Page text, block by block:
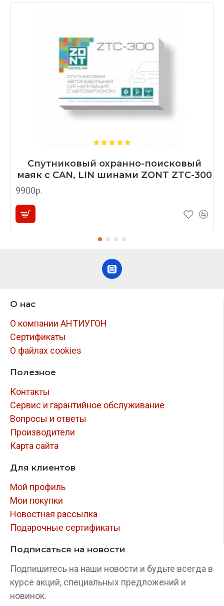
Спутниковый охранно-поисковый
маяк с CAN, LIN шинами ZONT ZTC-300
9900р.
О нас
О компании АНТИУГОН
Сертификаты
О файлах cookies
Полезное
Контакты
Сервис и гарантийное обслуживание
Вопросы и ответы
Производители
Карта сайта
Для клиентов
Мой профиль
Мои покупки
Новостная рассылка
Подарочные сертификаты
Подписаться на новости
Подпишитесь на наши новости и будьте всегда в
курсе акций, специальных предложений и
новинок.